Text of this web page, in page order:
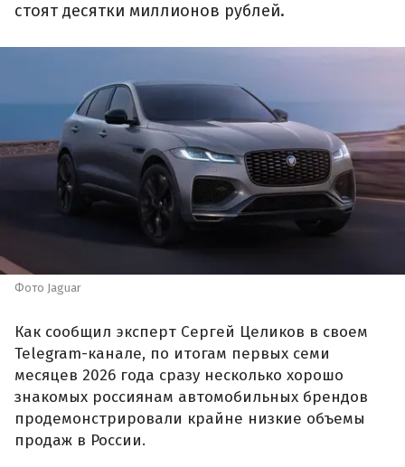
стоят десятки миллионов рублей.
Фото Jaguar
Как сообщил эксперт Сергей Целиков в своем
Telegram-канале, по итогам первых семи
месяцев 2026 года сразу несколько хорошо
знакомых россиянам автомобильных брендов
продемонстрировали крайне низкие объемы
продаж в России.